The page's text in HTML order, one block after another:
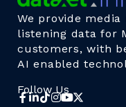
We provide
listening data for
customers, with
AI enabled
Follow Us